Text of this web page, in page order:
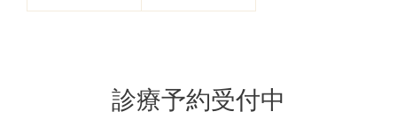
診療予約受付中